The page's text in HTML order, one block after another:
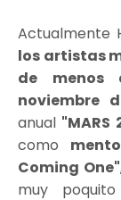
Actualmente
los artistas
de menos
noviembre
anual "MARS
como
Coming One"
muy